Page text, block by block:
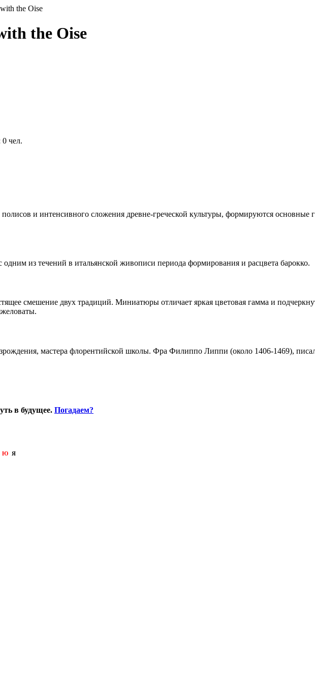
the Oise
the Oise
чел.
и интенсивного сложения древне-греческой культуры, формируются
из течений в итальянской живописи периода формирования и расцвета барокко.
смешение двух традиций. Миниатюры отличает яркая цветовая гамма и
мастера флорентийской школы. Фра Филиппо Липпи (около 1406-1469),
в будущее. Погадаем?
Ю Я